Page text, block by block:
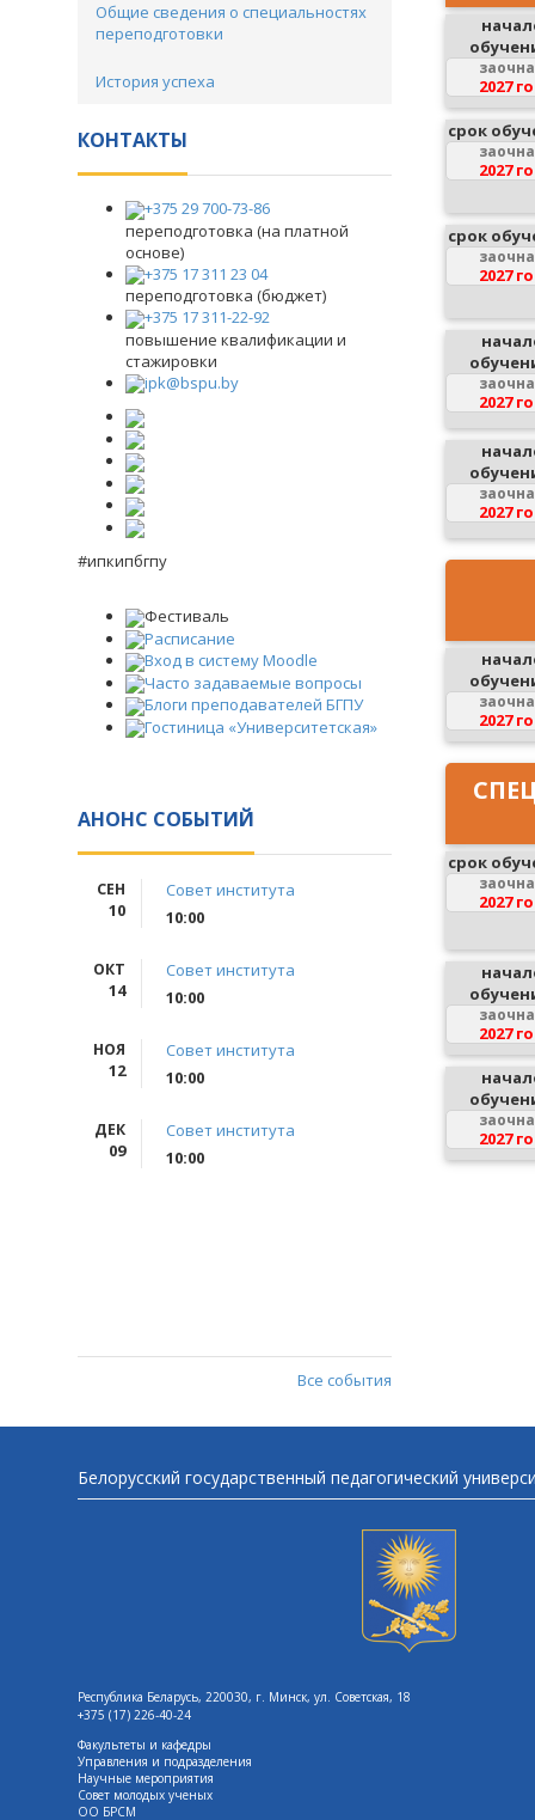
Общие сведения о специальностях
переподготовки
История успеха
КОНТАКТЫ
+375 29 700-73-86
переподготовка (на платной
основе)
+375 17 311 23 04
переподготовка (бюджет)
+375 17 311-22-92
повышение квалификации и
стажировки
ipk@bspu.by
#ипкипбгпу
Фестиваль
Расписание
Вход в систему Moodle
Часто задаваемые вопросы
Блоги преподавателей БГПУ
Гостиница «Университетская»
АНОНС СОБЫТИЙ
СЕН
10
Совет института
10:00
ОКТ
14
Совет института
10:00
НОЯ
12
Совет института
10:00
ДЕК
09
Совет института
10:00
Все события
2027
срок
2027
срок
2027
2027
2027
2027
срок
2027
2027
2027
Белорусский государственный педагогический
Республика Беларусь, 220030, г. Минск, ул. Советская, 18
+375 (17) 226-40-24
Факультеты и кафедры
Управления и подразделения
Научные мероприятия
Совет молодых ученых
ОО БРСМ